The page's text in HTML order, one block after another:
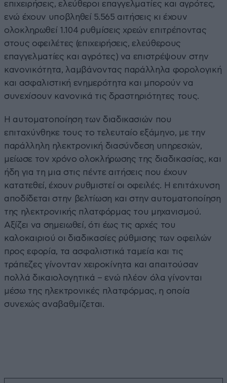
επιχειρήσεις, ελεύθεροι επαγγελματίες και αγρότες,
ενώ έχουν υποβληθεί 5.565 αιτήσεις κι έχουν
ολοκληρωθεί 1.104 ρυθμίσεις χρεών επιτρέποντας
στους οφειλέτες (επιχειρήσεις, ελεύθερους
επαγγελματίες και αγρότες) να επιστρέψουν στην
κανονικότητα, λαμβάνοντας παράλληλα φορολογική
και ασφαλιστική ενημερότητα και μπορούν να
συνεχίσουν κανονικά τις δραστηριότητες τους.
Η αυτοματοποίηση των διαδικασιών που
επιταχύνθηκε τους το τελευταίο εξάμηνο, με την
παράλληλη ηλεκτρονική διασύνδεση υπηρεσιών,
μείωσε τον χρόνο ολοκλήρωσης της διαδικασίας, και
ήδη για τη μια στις πέντε αιτήσεις που έχουν
κατατεθεί, έχουν ρυθμιστεί οι οφειλές. Η επιτάχυνση
αποδίδεται στην βελτίωση και στην αυτοματοποίηση
της ηλεκτρονικής πλατφόρμας του μηχανισμού.
Αξίζει να σημειωθεί, ότι έως τις αρχές του
καλοκαιριού οι διαδικασίες ρύθμισης των οφειλών
προς εφορία, τα ασφαλιστικά ταμεία και τις
τράπεζες γίνονταν χειροκίνητα και απαιτούσαν
πολλά δικαιολογητικά – ενώ πλέον όλα γίνονται
μέσω της ηλεκτρονικές πλατφόρμας, η οποία
συνεχώς αναβαθμίζεται.